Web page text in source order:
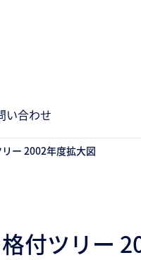
い合わせ
ー 2002年度拡大図
付ツリー